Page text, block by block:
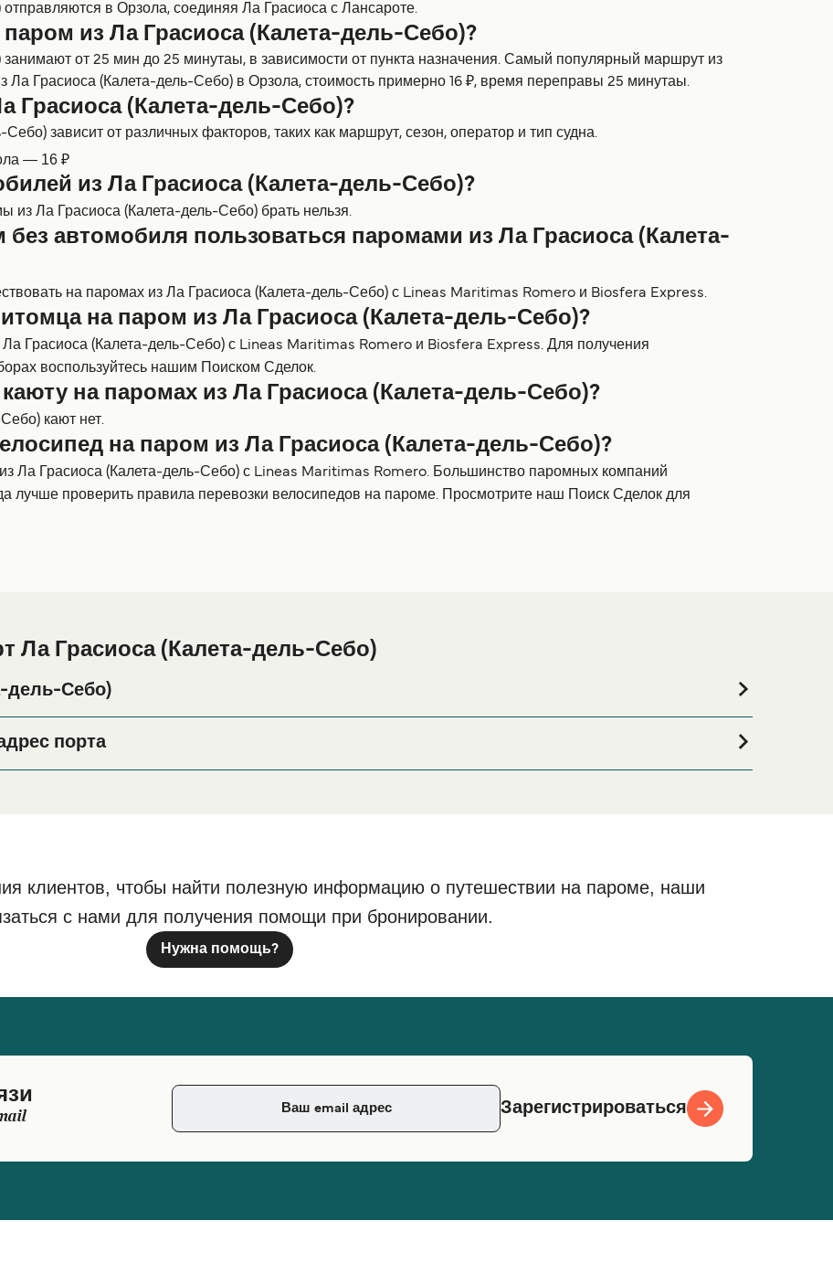
в Орзола, соединяя Ла Грасиоса с Лансароте.
из Ла Грасиоса (Калета-дель-Себо)?
от 25 мин до 25 минутаы, в зависимости от пункта назначения. Самый популярный маршрут из
Грасиоса (Калета-дель-Себо) в Орзола, стоимость примерно 16 ₽, время переправы 25 минутаы.
Грасиоса (Калета-дель-Себо)?
зависит от различных факторов, таких как маршрут, сезон, оператор и тип судна.
— 16 ₽
из Ла Грасиоса (Калета-дель-Себо)?
Ла Грасиоса (Калета-дель-Себо) брать нельзя.
автомобиля пользоваться паромами из Ла Грасиоса (Калета-
на паромах из Ла Грасиоса (Калета-дель-Себо) с Lineas Maritimas Romero и Biosfera Express.
на паром из Ла Грасиоса (Калета-дель-Себо)?
Грасиоса (Калета-дель-Себо) с Lineas Maritimas Romero и Biosfera Express. Для получения
воспользуйтесь нашим Поиском Сделок.
на паромах из Ла Грасиоса (Калета-дель-Себо)?
кают нет.
на паром из Ла Грасиоса (Калета-дель-Себо)?
Ла Грасиоса (Калета-дель-Себо) с Lineas Maritimas Romero. Большинство паромных компаний
лучше проверить правила перевозки велосипедов на пароме. Просмотрите наш Поиск Сделок для
Ла Грасиоса (Калета-дель-Себо)
дель-Себо)
(Калета-дель-Себо) или его окрестностях перед или после вашей поездки, или если вы ищете
зайдите на нашу страницу
порта
клиентов, чтобы найти полезную информацию о путешествии на пароме, наши
с нами для получения помощи при бронировании.
Нужна помощь?
Зарегистрироваться